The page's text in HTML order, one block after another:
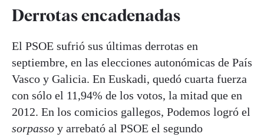
Derrotas encadenadas
El PSOE sufrió sus últimas derrotas en
septiembre, en las elecciones autonómicas de País
Vasco y Galicia. En Euskadi, quedó cuarta fuerza
con sólo el 11,94% de los votos, la mitad que en
2012. En los comicios gallegos, Podemos logró el
sorpasso y arrebató al PSOE el segundo